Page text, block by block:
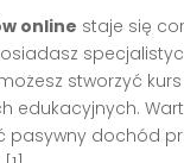
online staje się
stworzyć
edukacyjnych.
dochód